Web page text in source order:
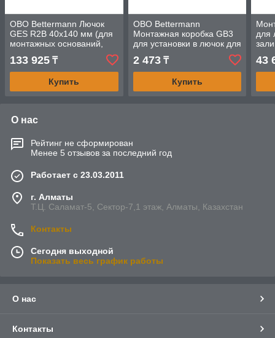
OBO Bettermann Лючок
GES R2B 40х140 мм (для
монтажных оснований,
латунный) с ключом
133 925 ₸
Купить
OBO Bettermann
Монтажная коробка GB3
для установки в лючок для
4xModul45
(полиамид,черный)
2 473₸
Купить
для
43
О нас
Рейтинг не сформирован
Менее 5 отзывов за последний год
Работает с 23.03.2011
г. Алматы
Т.Ц. Саламат-5, Cектор-7,1 этаж, Алматы, Казахстан
Контакты
Сегодня выходной
Показать весь график работы
О нас
Контакты